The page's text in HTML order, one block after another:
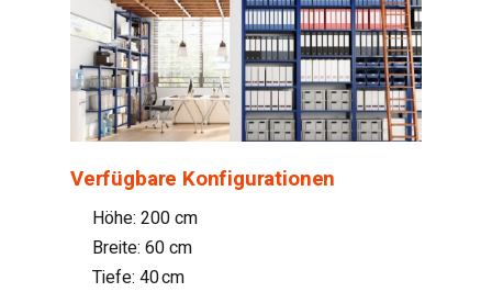
Verfügbare Konfigurationen
Höhe: 200 cm
Breite: 60 cm
Tiefe: 40 cm